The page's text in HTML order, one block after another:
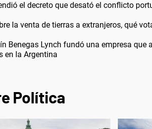
el decreto que desató el conflicto
la venta de tierras a extranjeros, qué
Benegas Lynch fundó una empresa que
en la Argentina
Política